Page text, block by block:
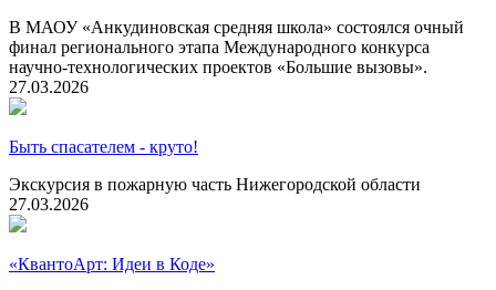
В МАОУ «Анкудиновская средняя школа» состоялся очный
финал регионального этапа Международного конкурса
научно-технологических проектов «Большие вызовы».
27.03.2026
Быть спасателем - круто!
Экскурсия в пожарную часть Нижегородской области
27.03.2026
«КвантоАрт: Идеи в Коде»